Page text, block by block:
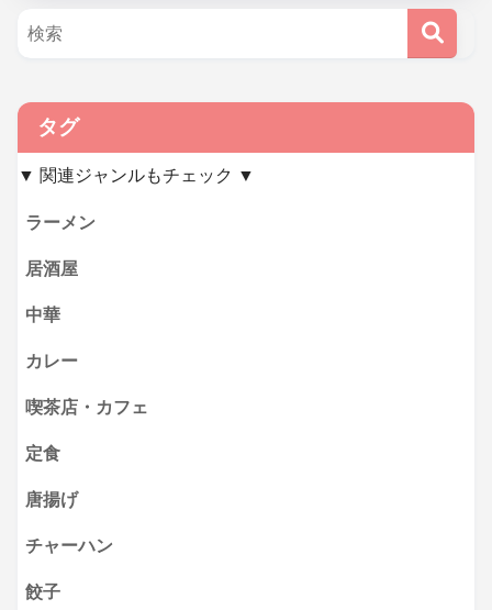
タグ
▼ 関連ジャンルもチェック ▼
ラーメン
居酒屋
中華
カレー
喫茶店・カフェ
定食
唐揚げ
チャーハン
餃子